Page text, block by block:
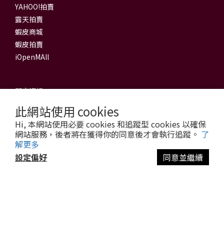
此網站使用 cookies
Hi, 本網站使用必要 cookies 和追蹤型 cookies 以確保
網站服務，後者將在獲得你的同意後才會執行追蹤。 了
解更多
設定偏好
同意並繼續
YAHOO!拍賣
露天拍賣
蝦皮商城
蝦皮拍賣
iOpenMAll
門市資訊
信源電器有限公司
新莊旗艦館
地址：242 新北市新莊區公園路63號
電話：(02) 2998-9288 (代表號)